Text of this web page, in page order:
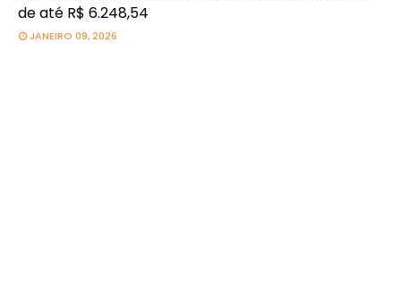
de até R$ 6.248,54
JANEIRO 09, 2026